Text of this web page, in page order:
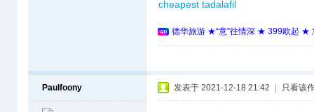
cheapest tadalafil
德华旅游 ★“意”往情深 ★ 399欧起 ★
Paulfoony 发表于 2021-12-18 21:42 只看该